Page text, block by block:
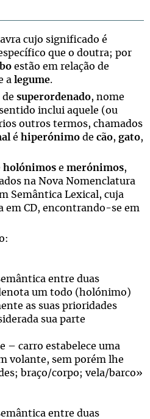
cujo significado é
que o doutra; por
estão em relação de
a
legume.
superordenado, nome
inclui aquele (ou
outros termos, chamados
é hiperónimo de cão, gato,
holónimos e merónimos,
na Nova Nomenclatura
Semântica Lexical, cuja
em CD, encontrando-se em
entre duas
um todo (holónimo)
as suas prioridades
sua parte
– carro estabelece uma
volante, sem porém lhe
braço/corpo; vela/barco»
entre duas